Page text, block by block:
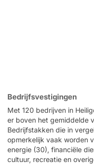
Bedrijfsvestigingen
Met 120 bedrijven in
er boven het gemiddelde
Bedrijfstakken die in
opmerkelijk vaak worden
energie (30), financiële
cultuur, recreatie en